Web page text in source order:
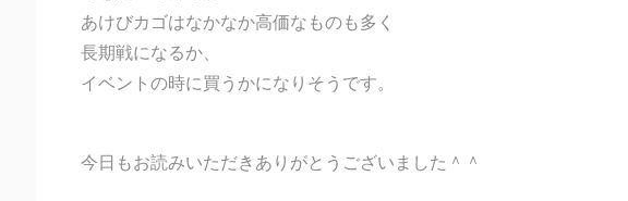
あけびカゴはなかなか高価なものも多く
長期戦になるか、
イベントの時に買うかになりそうです。
今日もお読みいただきありがとうございました＾＾